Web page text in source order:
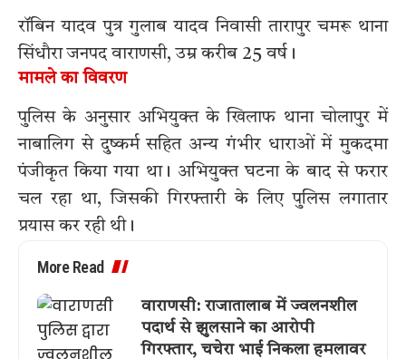
रॉबिन यादव पुत्र गुलाब यादव निवासी तारापुर चमरू थाना
सिंधौरा जनपद वाराणसी, उम्र करीब 25 वर्ष।
मामले का विवरण
पुलिस के अनुसार अभियुक्त के खिलाफ थाना चोलापुर में
नाबालिग से दुष्कर्म सहित अन्य गंभीर धाराओं में मुकदमा
पंजीकृत किया गया था। अभियुक्त घटना के बाद से फरार
चल रहा था, जिसकी गिरफ्तारी के लिए पुलिस लगातार
प्रयास कर रही थी।
More Read
वाराणसी: राजातालाब में ज्वलनशील
पदार्थ से झुलसाने का आरोपी
गिरफ्तार, चचेरा भाई निकला हमलावर